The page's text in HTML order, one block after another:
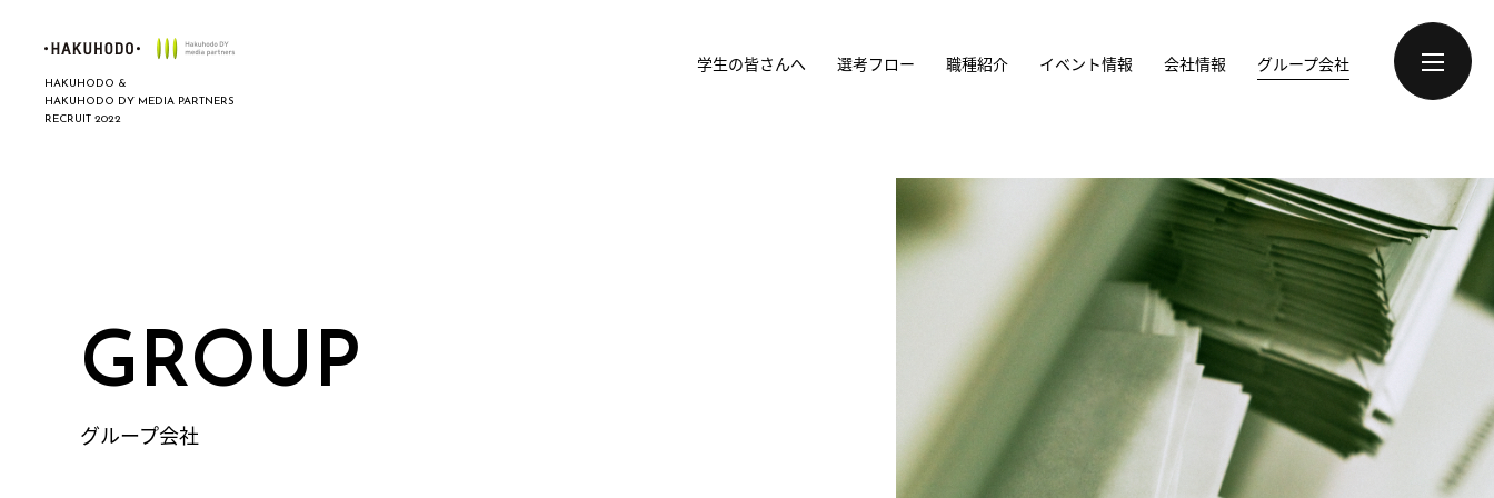
HAKUHODO &
HAKUHODO DY MEDIA PARTNERS
RECRUIT 2022
学生の皆さんへ 選考フロー 職種紹介 イベント情報 会社情報 グループ会社
GROUP
グループ会社